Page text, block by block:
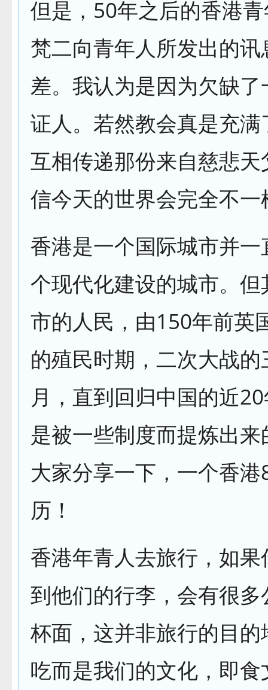
但是，50年之后的香港
梵二向青年人所发出的
差。我认为是因为欠缺
证人。若然教会真是充
互相传递那份来自慈悲
信今天的世界会完全不一
香港是一个国际城市并
个现代化建设的城市。
市的人民，由150年前英
的殖民时期，二次大战
月，直到回归中国的近
是被一些制度而提炼出
大家分享一下，一个香
历！
香港年青人去旅行，如
到他们的行李，会有很
杯面，这并非旅行的目
吃而是我们的文化，即